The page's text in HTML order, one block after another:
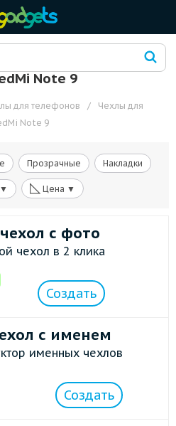
Note 9
для телефонов /
Чехлы для
Note 9
Прозрачные Накладки
◺ Цена ▼
с фото
чехол в 2 клика
Создать
с именем
именных чехлов
Создать